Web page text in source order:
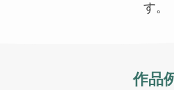
す。
作品